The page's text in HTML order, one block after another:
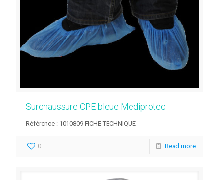
Surchaussure CPE bleue Mediprotec
Référence : 1010809 FICHE TECHNIQUE
0 Read more